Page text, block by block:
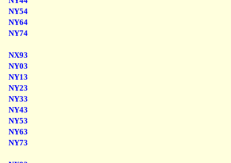
NY54
NY64
NY74
NX93
NY03
NY13
NY23
NY33
NY43
NY53
NY63
NY73